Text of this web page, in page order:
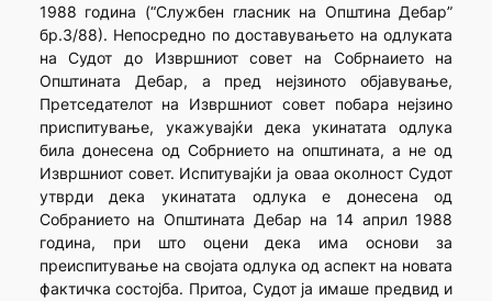
1988 година (“Службен гласник на Општина Дебар”
бр.3/88). Непосредно по доставувањето на одлуката
на Судот до Извршниот совет на Собрнаието на
Општината Дебар, а пред нејзиното објавување,
Претседателот на Извршниот совет побара нејзино
приспитување, укажувајќи дека укинатата одлука
била донесена од Собрнието на општината, а не од
Извршниот совет. Испитувајќи ја оваа околност Судот
утврди дека укинатата одлука е донесена од
Собранието на Општината Дебар на 14 април 1988
година, при што оцени дека има основи за
преиспитување на својата одлука од аспект на новата
фактичка состојба. Притоа, Судот ја имаше предвид и